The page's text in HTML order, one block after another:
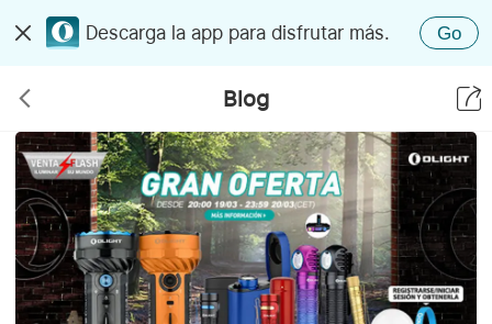
Descarga la app para disfrutar más. Go
Blog